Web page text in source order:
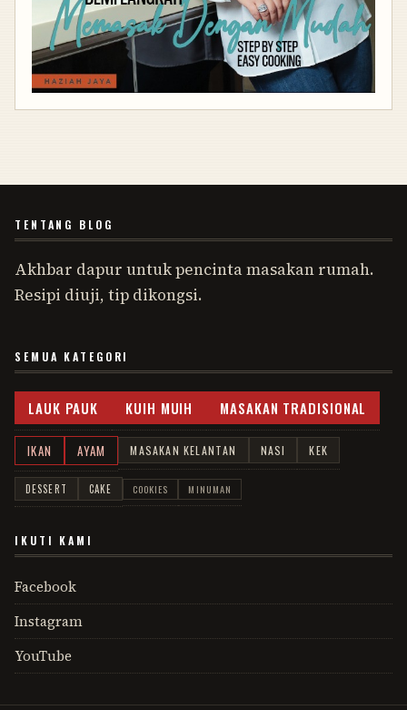
TENTANG BLOG
Akhbar dapur untuk pencinta masakan rumah.
Resipi diuji, tip dikongsi.
SEMUA KATEGORI
LAUK PAUK KUIH MUIH MASAKAN TRADISIONAL
IKAN AYAM MASAKAN KELANTAN NASI KEK
DESSERT CAKE COOKIES MINUMAN
IKUTI KAMI
Facebook
Instagram
YouTube